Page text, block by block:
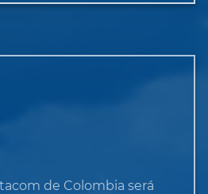
de Colombia será